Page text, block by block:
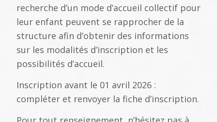
recherche d’un mode d’accueil collectif pour
leur enfant peuvent se rapprocher de la
structure afin d’obtenir des informations
sur les modalités d’inscription et les
possibilités d’accueil.
Inscription avant le 01 avril 2026 :
compléter et renvoyer la fiche d’inscription.